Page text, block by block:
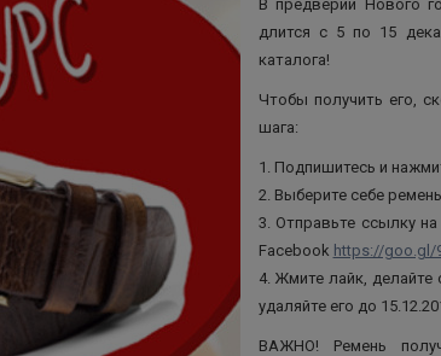
В предверии Нового
длится с 5 по 15
каталога!
Чтобы получить его,
шага:
1. Подпишитесь и
2. Выберите себе
3. Отправьте ссылку
Facebook https://goo.gl/
4. Жмите лайк, делайте
удаляйте его до
ВАЖНО! Ремень